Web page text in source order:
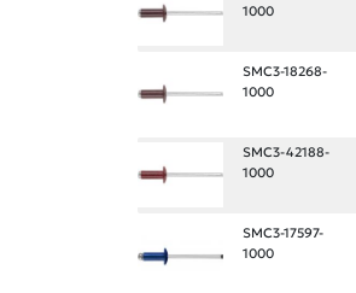
1000
SMC3-18268-
1000
SMC3-42188-
1000
SMC3-17597-
1000